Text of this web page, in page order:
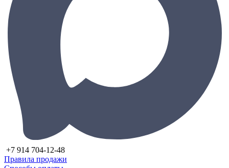
+7 914 704-12-48
Правила продажи